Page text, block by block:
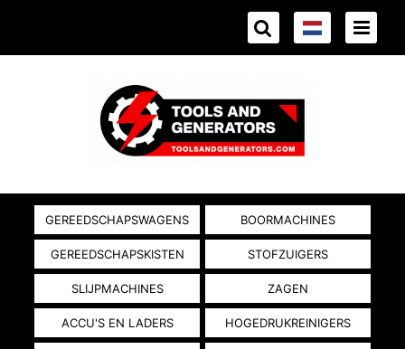
GEREEDSCHAPSWAGENS BOORMACHINES
GEREEDSCHAPSKISTEN STOFZUIGERS
SLIJPMACHINES ZAGEN
ACCU'S EN LADERS HOGEDRUKREINIGERS